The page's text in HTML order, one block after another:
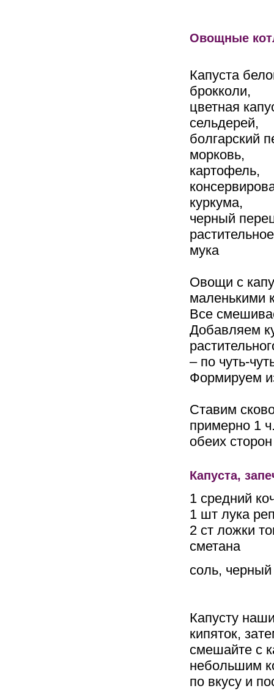
Овощные
Капуста
брокколи,
цветная
сельдерей,
болгарский
морковь,
картофель,
куркума,
черный
мука
Овощи с
маленькими
Все
Добавляем
– по чуть-
Формируем
Ставим
примерно 1
обеих
Капуста,
1 средний
1 шт лука
2 ст ложки
сметана
соль,
Капусту
кипяток,
смешайте с
небольшим
по вкусу и